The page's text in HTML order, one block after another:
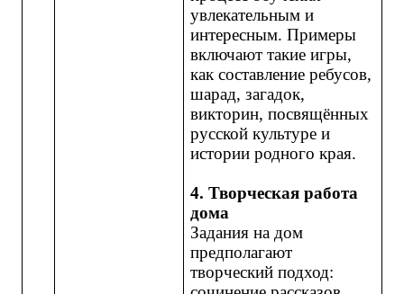
увлекательным и
интересным. Примеры
включают такие игры,
как составление ребусов,
шарад, загадок,
викторин, посвящённых
русской культуре и
истории родного края.
4. Творческая работа
дома
Задания на дом
предполагают
творческий подход: